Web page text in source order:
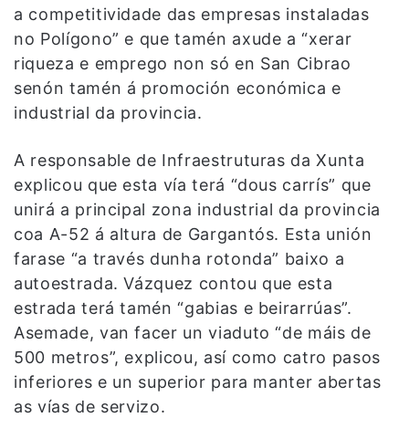
a competitividade das empresas instaladas
no Polígono” e que tamén axude a “xerar
riqueza e emprego non só en San Cibrao
senón tamén á promoción económica e
industrial da provincia.
A responsable de Infraestruturas da Xunta
explicou que esta vía terá “dous carrís” que
unirá a principal zona industrial da provincia
coa A-52 á altura de Gargantós. Esta unión
farase “a través dunha rotonda” baixo a
autoestrada. Vázquez contou que esta
estrada terá tamén “gabias e beirarrúas”.
Asemade, van facer un viaduto “de máis de
500 metros”, explicou, así como catro pasos
inferiores e un superior para manter abertas
as vías de servizo.